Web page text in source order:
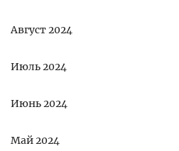
Август 2024
Июль 2024
Июнь 2024
Май 2024